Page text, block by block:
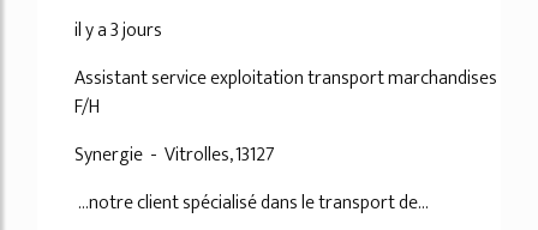
il y a 3 jours
Assistant service exploitation transport marchandises
F/H
Synergie - Vitrolles, 13127
...notre client spécialisé dans le transport de...